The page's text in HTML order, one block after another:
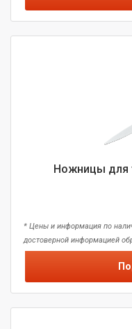
Ножницы для
* Цены и информация по
достоверной информацией